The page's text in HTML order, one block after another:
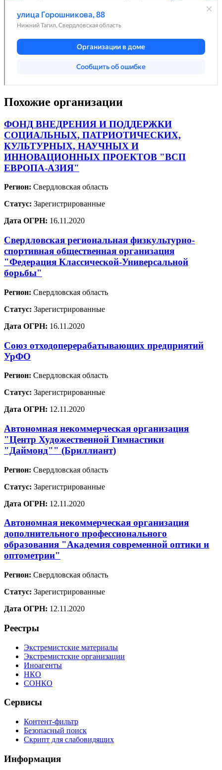
Похожие организации
ФОНД ВНЕДРЕНИЯ И ПОДДЕРЖКИ
СОЦИАЛЬНЫХ, ПАТРИОТИЧЕСКИХ,
КУЛЬТУРНЫХ, НАУЧНЫХ И
ИННОВАЦИОННЫХ ПРОЕКТОВ "ВСП
ЕВРОПА-АЗИЯ"
Регион: Свердловская область
Статус: Зарегистрированные
Дата ОГРН: 16.11.2020
Свердловская региональная физкультурно-
спортивная общественная организация
"Федерация Классической-Универсальной
борьбы"
Регион: Свердловская область
Статус: Зарегистрированные
Дата ОГРН: 16.11.2020
Союз отходоперерабатывающих предприятий
УрФО
Регион: Свердловская область
Статус: Зарегистрированные
Дата ОГРН: 12.11.2020
Автономная некоммерческая организация
"Центр Художественной Гимнастики
"Даймонд"" (Бриллиант)
Регион: Свердловская область
Статус: Зарегистрированные
Дата ОГРН: 12.11.2020
Автономная некоммерческая организация
дополнительного профессионального
образования "Академия современной оптики и
оптометрии"
Регион: Свердловская область
Статус: Зарегистрированные
Дата ОГРН: 12.11.2020
Реестры
Экстремистские материалы
Экстремистские организации
Иноагенты
НКО
СОНКО
Сервисы
Контент-фильтр
Безопасный поиск
Скрипт для слабовидящих
Информация